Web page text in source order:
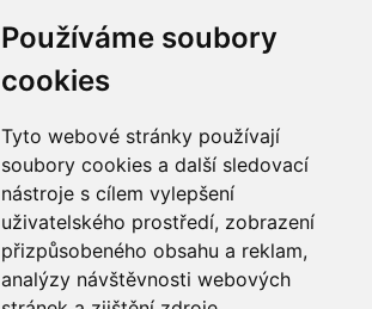
Používáme soubory
cookies
Tyto webové stránky používají
soubory cookies a další sledovací
nástroje s cílem vylepšení
uživatelského prostředí, zobrazení
přizpůsobeného obsahu a reklam,
analýzy návštěvnosti webových
Youtube kanál arboreta